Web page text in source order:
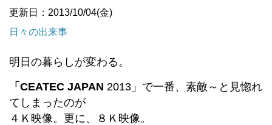
更新日：2013/10/04(金)
日々の出来事
明日の暮らしが変わる。
「 CEATEC JAPAN 2013」で一番、素敵～と見惚れ
てしまったのが
４Ｋ映像。更に、８Ｋ映像。